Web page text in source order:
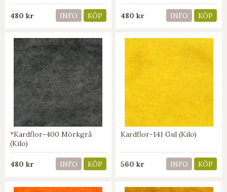
480 kr INFO KÖP 480 kr INFO KÖP
*Kardflor-400 Mörkgrå
(Kilo)
480 kr INFO KÖP
Kardflor-141 Gul (Kilo)
560 kr INFO KÖP